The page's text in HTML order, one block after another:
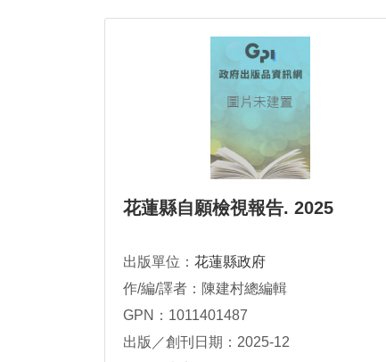
花蓮縣自願檢視報告. 2025
出版單位： 花蓮縣政府
作/編/譯者：陳建村總編輯
GPN：1011401487
出版／創刊日期：2025-12